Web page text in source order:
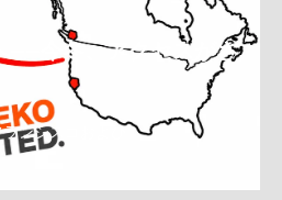
――今冬、アクセスがさ
ンシスコおよび